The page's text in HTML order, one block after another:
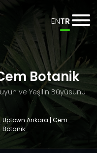
ENTR
Botanik
ve Yeşilin Büyüsünü
Uptown Ankara | Cem
Botanik